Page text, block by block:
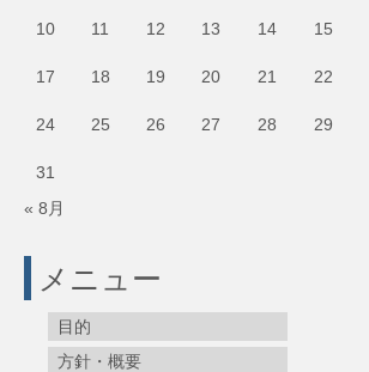
10 11 12 13 14 15
17 18 19 20 21 22
24 25 26 27 28 29
31
« 8月
メニュー
目的
方針・概要